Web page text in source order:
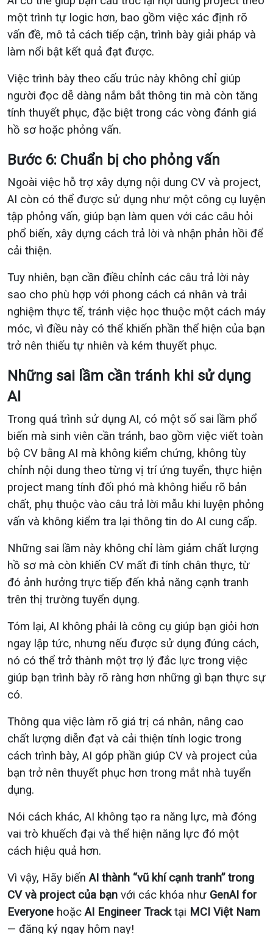
một trình tự logic hơn, bao gồm việc xác định rõ
vấn đề, mô tả cách tiếp cận, trình bày giải pháp và
làm nổi bật kết quả đạt được.
Việc trình bày theo cấu trúc này không chỉ giúp
người đọc dễ dàng nắm bắt thông tin mà còn tăng
tính thuyết phục, đặc biệt trong các vòng đánh giá
hồ sơ hoặc phỏng vấn.
Bước 6: Chuẩn bị cho phỏng vấn
Ngoài việc hỗ trợ xây dựng nội dung CV và project,
AI còn có thể được sử dụng như một công cụ luyện
tập phỏng vấn, giúp bạn làm quen với các câu hỏi
phổ biến, xây dựng cách trả lời và nhận phản hồi để
cải thiện.
Tuy nhiên, bạn cần điều chỉnh các câu trả lời này
sao cho phù hợp với phong cách cá nhân và trải
nghiệm thực tế, tránh việc học thuộc một cách máy
móc, vì điều này có thể khiến phần thể hiện của bạn
trở nên thiếu tự nhiên và kém thuyết phục.
Những sai lầm cần tránh khi sử dụng
AI
Trong quá trình sử dụng AI, có một số sai lầm phổ
biến mà sinh viên cần tránh, bao gồm việc viết toàn
bộ CV bằng AI mà không kiểm chứng, không tùy
chỉnh nội dung theo từng vị trí ứng tuyển, thực hiện
project mang tính đối phó mà không hiểu rõ bản
chất, phụ thuộc vào câu trả lời mẫu khi luyện phỏng
vấn và không kiểm tra lại thông tin do AI cung cấp.
Những sai lầm này không chỉ làm giảm chất lượng
hồ sơ mà còn khiến CV mất đi tính chân thực, từ
đó ảnh hưởng trực tiếp đến khả năng cạnh tranh
trên thị trường tuyển dụng.
Tóm lại, AI không phải là công cụ giúp bạn giỏi hơn
ngay lập tức, nhưng nếu được sử dụng đúng cách,
nó có thể trở thành một trợ lý đắc lực trong việc
giúp bạn trình bày rõ ràng hơn những gì bạn thực sự
có.
Thông qua việc làm rõ giá trị cá nhân, nâng cao
chất lượng diễn đạt và cải thiện tính logic trong
cách trình bày, AI góp phần giúp CV và project của
bạn trở nên thuyết phục hơn trong mắt nhà tuyển
dụng.
Nói cách khác, AI không tạo ra năng lực, mà đóng
vai trò khuếch đại và thể hiện năng lực đó một
cách hiệu quả hơn.
Vì vậy, Hãy biến AI thành “vũ khí cạnh tranh” trong
CV và project của bạn với các khóa như GenAI for
Everyone hoặcAI Engineer Tracktại MCI Việt Nam
— đăng ký ngay hôm nay!